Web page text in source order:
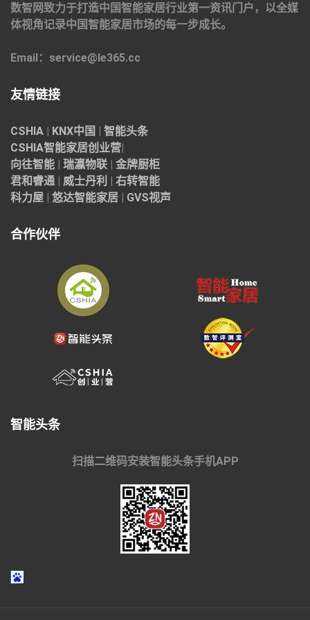
数智网致力于打造中国智能家居行业第一资讯门户，以全媒
体视角记录中国智能家居市场的每一步成长。
Email：service@le365.cc
友情链接
CSHIA | KNX中国 | 智能头条
CSHIA智能家居创业营|
向往智能 | 瑞瀛物联 | 金牌厨柜
君和睿通 | 威士丹利 | 右转智能
科力屋 | 悠达智能家居 | GVS视声
合作伙伴
智能头条
扫描二维码安装智能头条手机APP